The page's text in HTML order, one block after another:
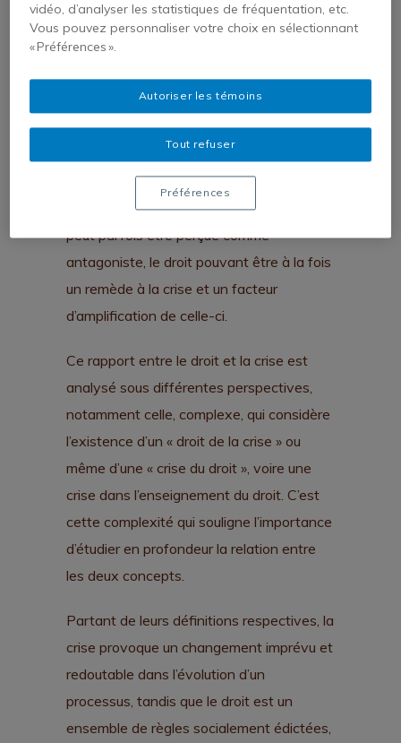
Face à ces phénomènes, le droit est
souvent appelé au secours. Toutefois, le
Alors que le premier est conçu pour
prévenir les crises, le deuxième remet
même du droit, contribuant ainsi à son
évolution. Cette dialectique droit-crise
peut parfois être perçue comme
antagoniste, le droit pouvant être à la fois
un remède à la crise et un facteur
d’amplification de celle-ci.
Ce rapport entre le droit et la crise est
analysé sous différentes perspectives,
notamment celle, complexe, qui considère
l’existence d’un « droit de la crise » ou
même d’une « crise du droit », voire une
crise dans l’enseignement du droit. C’est
cette complexité qui souligne l’importance
d’étudier en profondeur la relation entre
les deux concepts.
Partant de leurs définitions respectives, la
crise provoque un changement imprévu et
redoutable dans l’évolution d’un
processus, tandis que le droit est un
ensemble de règles socialement édictées,
vidéo, d’analyser les statistiques de fréquentation, etc.
Vous pouvez personnaliser votre choix en sélectionnant
« Préférences ».
Tout refuser
Autoriser les témoins
Préférences